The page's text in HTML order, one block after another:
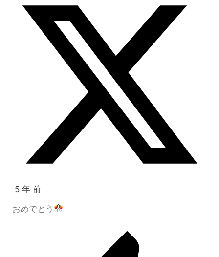
5 年 前
おめでとう